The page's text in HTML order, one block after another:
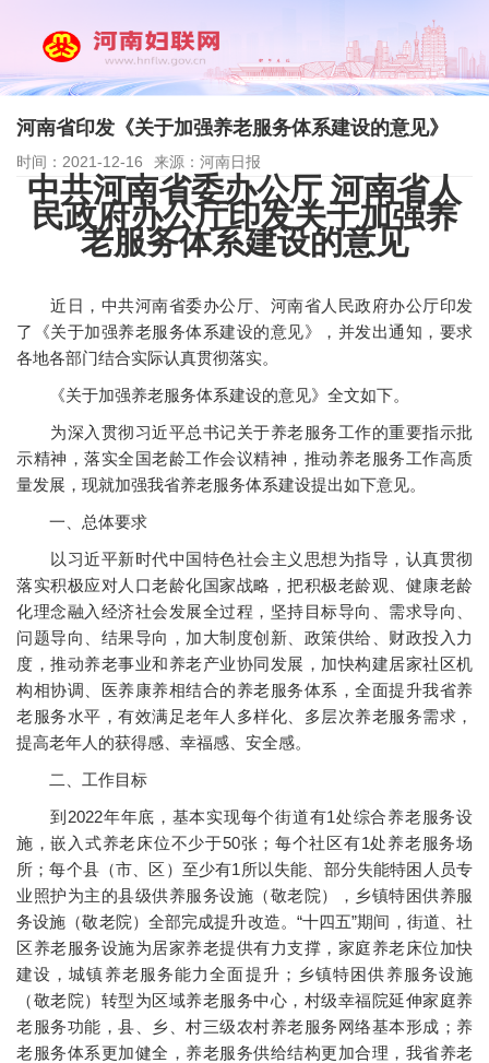
河南省印发《关于加强养老服务体系建设的意见》
时间：2021-12-16 来源：河南日报
中共河南省委办公厅 河南省人
民政府办公厅印发关于加强养
老服务体系建设的意见
近日，中共河南省委办公厅、河南省人民政府办公厅印发
了《关于加强养老服务体系建设的意见》，并发出通知，要求
各地各部门结合实际认真贯彻落实。
《关于加强养老服务体系建设的意见》全文如下。
为深入贯彻习近平总书记关于养老服务工作的重要指示批
示精神，落实全国老龄工作会议精神，推动养老服务工作高质
量发展，现就加强我省养老服务体系建设提出如下意见。
一、总体要求
以习近平新时代中国特色社会主义思想为指导，认真贯彻
落实积极应对人口老龄化国家战略，把积极老龄观、健康老龄
化理念融入经济社会发展全过程，坚持目标导向、需求导向、
问题导向、结果导向，加大制度创新、政策供给、财政投入力
度，推动养老事业和养老产业协同发展，加快构建居家社区机
构相协调、医养康养相结合的养老服务体系，全面提升我省养
老服务水平，有效满足老年人多样化、多层次养老服务需求，
提高老年人的获得感、幸福感、安全感。
二、工作目标
到2022年年底，基本实现每个街道有1处综合养老服务设
施，嵌入式养老床位不少于50张；每个社区有1处养老服务场
所；每个县（市、区）至少有1所以失能、部分失能特困人员专
业照护为主的县级供养服务设施（敬老院），乡镇特困供养服
务设施（敬老院）全部完成提升改造。“十四五”期间，街道、社
区养老服务设施为居家养老提供有力支撑，家庭养老床位加快
建设，城镇养老服务能力全面提升；乡镇特困供养服务设施
（敬老院）转型为区域养老服务中心，村级幸福院延伸家庭养
老服务功能，县、乡、村三级农村养老服务网络基本形成；养
老服务体系更加健全，养老服务供给结构更加合理，我省养老